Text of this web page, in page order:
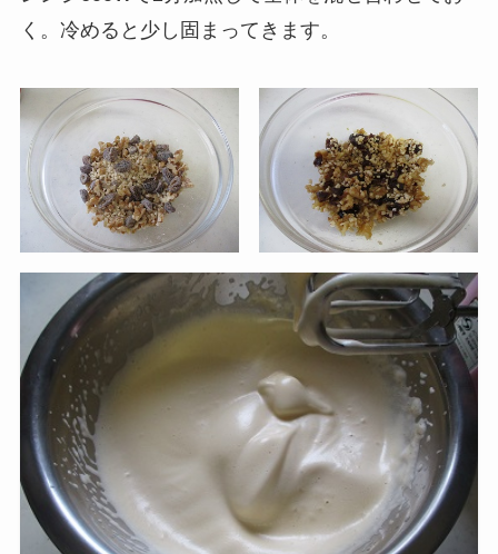
く。冷めると少し固まってきます。